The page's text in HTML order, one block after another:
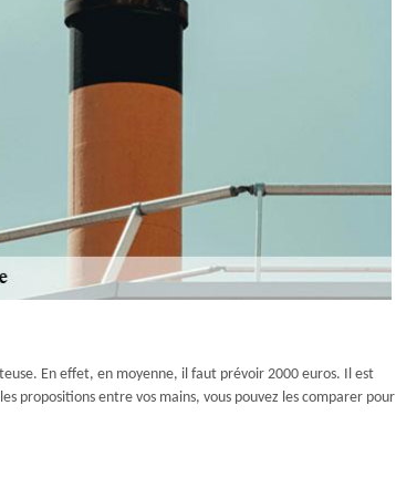
En effet, en moyenne, il faut prévoir 2000 euros. Il est
propositions entre vos mains, vous pouvez les comparer pour